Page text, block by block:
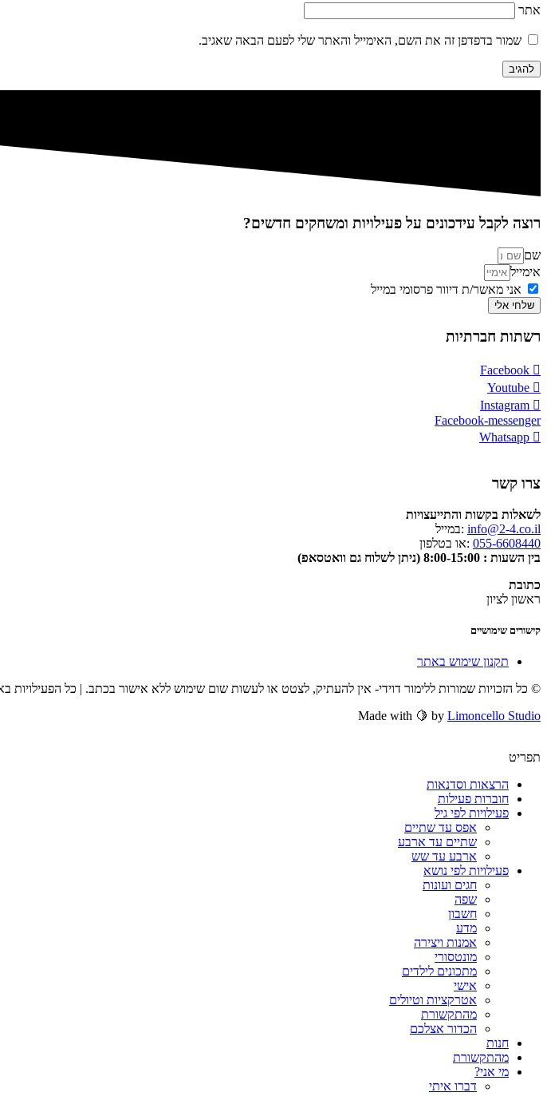
אתר
שמור בדפדפן זה את השם, האימייל והאתר שלי לפעם הבאה שאגיב.
רוצה לקבל עידכונים על פעילויות ומשחקים חדשים?
שם
אימייל
אני מאשר/ת דיוור פרסומי במייל
שלחי אלי
רשתות חברתיות
Facebook
Youtube
Instagram
Facebook-messenger
Whatsapp
צרו קשר
לשאלות בקשות והתייעצויות
info@2-4.co.il :במייל
055-6608440 :או בטלפון
בין השעות : 8:00-15:00 (ניתן לשלוח גם וואטסאפ)
כתובת
ראשון לציון
קישורים שימושיים
תקנון שימוש באתר
© כל הזכויות שמורות ללימור דוידי- אין להעתיק, לצטט או לעשות שום שימוש ללא אישור בכתב. | כל
Made with 🍋 by Limoncello Studio
תפריט
הרצאות וסדנאות
חוברות פעילות
פעילויות לפי גיל
אפס עד שתיים
שתיים עד ארבע
ארבע עד שש
פעילויות לפי נושא
חגים ועונות
שפה
חשבון
מדע
אמנות ויצירה
מונטסורי
מתכונים לילדים
אישי
אטרקציות וטיולים
מהתקשורת
הכדור אצלכם
חנות
מהתקשורת
מי אני?
דברו איתי